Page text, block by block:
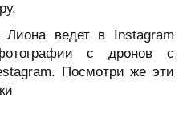
ведет в Instagram
с дронов с
Посмотри же эти